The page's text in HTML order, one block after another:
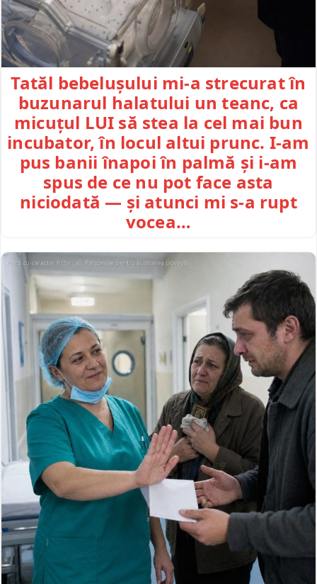
Tatăl bebelușului mi-a strecurat în
buzunarul halatului un teanc, ca
micuțul LUI să stea la cel mai bun
incubator, în locul altui prunc. I-am
pus banii înapoi în palmă și i-am
spus de ce nu pot face asta
niciodată — și atunci mi s-a rupt
vocea…